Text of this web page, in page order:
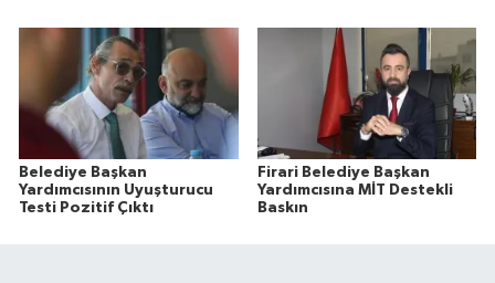
Belediye Başkan
Yardımcısının Uyuşturucu
Testi Pozitif Çıktı
Firari Belediye Başkan
Yardımcısına MİT Destekli
Baskın